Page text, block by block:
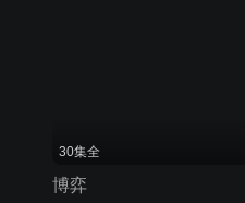
30集全
博弈